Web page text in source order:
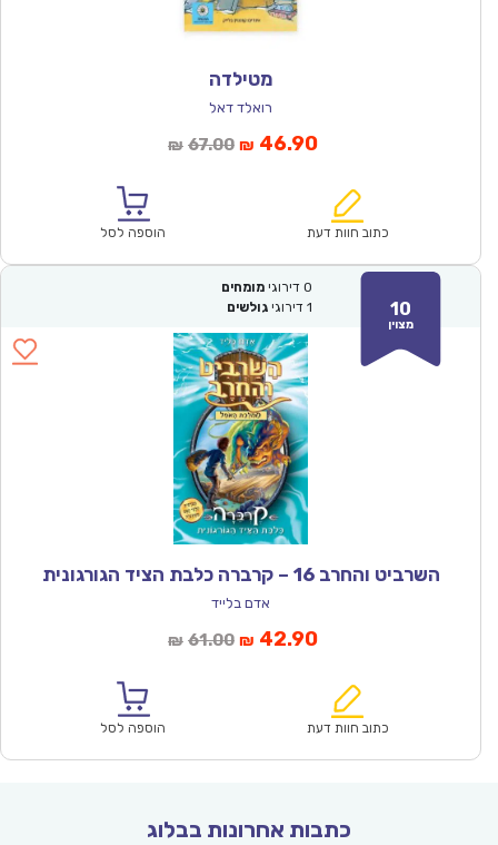
מטילדה
רואלד דאל
₪ 67.00המחיר
₪67.00.
₪ 46.90המחיר
הוא:
כתוב חוות דעת הוספה לסל
10
מצוין
0 דירוגי מומחים
1 דירוגי גולשים
השרביט והחרב 16 – קרברה כלבת הציד הגורגונית
אדם בלייד
₪ 61.00המחיר
₪61.00.
₪ 42.90המחיר
הוא:
כתוב חוות דעת הוספה לסל
כתבות אחרונות בבלוג